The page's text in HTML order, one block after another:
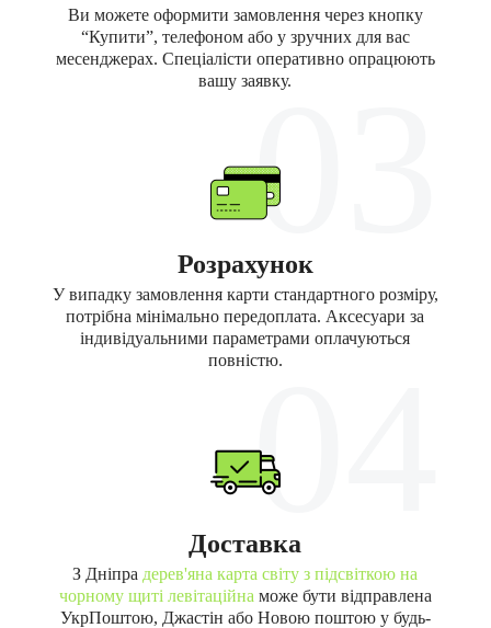
Ви можете оформити замовлення через кнопку
“Купити”, телефоном або у зручних для вас
месенджерах. Спеціалісти оперативно опрацюють
вашу заявку.03
Розрахунок
У випадку замовлення карти стандартного розміру,
потрібна мінімально передоплата. Аксесуари за
індивідуальними параметрами оплачуються
повністю.04
Доставка
З Дніпра дерев'яна карта світу з підсвіткою на
чорному щиті левітаційна може бути відправлена
УкрПоштою, Джастін або Новою поштою у будь-